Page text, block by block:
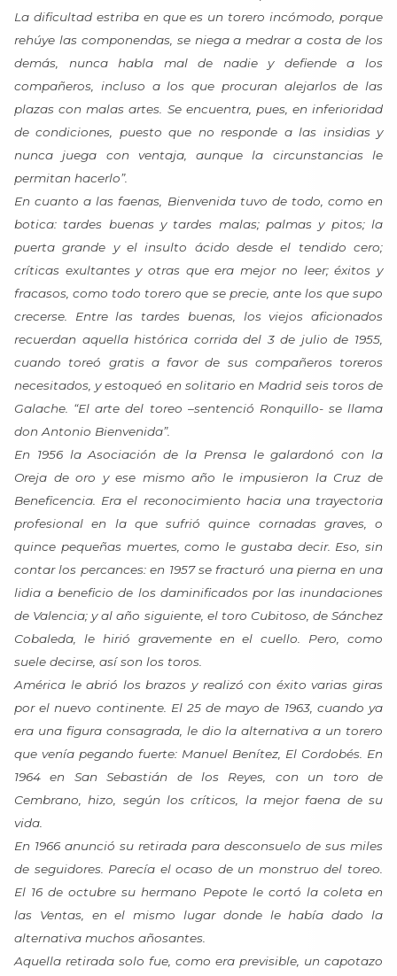
La dificultad estriba en que es un torero incómodo, porque
rehúye las componendas, se niega a medrar a costa de los
demás, nunca habla mal de nadie y defiende a los
compañeros, incluso a los que procuran alejarlos de las
plazas con malas artes. Se encuentra, pues, en inferioridad
de condiciones, puesto que no responde a las insidias y
nunca juega con ventaja, aunque la circunstancias le
permitan hacerlo”.
En cuanto a las faenas, Bienvenida tuvo de todo, como en
botica: tardes buenas y tardes malas; palmas y pitos; la
puerta grande y el insulto ácido desde el tendido cero;
críticas exultantes y otras que era mejor no leer; éxitos y
fracasos, como todo torero que se precie, ante los que supo
crecerse. Entre las tardes buenas, los viejos aficionados
recuerdan aquella histórica corrida del 3 de julio de 1955,
cuando toreó gratis a favor de sus compañeros toreros
necesitados, y estoqueó en solitario en Madrid seis toros de
Galache. “El arte del toreo –sentenció Ronquillo- se llama
don Antonio Bienvenida”.
En 1956 la Asociación de la Prensa le galardonó con la
Oreja de oro y ese mismo año le impusieron la Cruz de
Beneficencia. Era el reconocimiento hacia una trayectoria
profesional en la que sufrió quince cornadas graves, o
quince pequeñas muertes, como le gustaba decir. Eso, sin
contar los percances: en 1957 se fracturó una pierna en una
lidia a beneficio de los daminificados por las inundaciones
de Valencia; y al año siguiente, el toro Cubitoso, de Sánchez
Cobaleda, le hirió gravemente en el cuello. Pero, como
suele decirse, así son los toros.
América le abrió los brazos y realizó con éxito varias giras
por el nuevo continente. El 25 de mayo de 1963, cuando ya
era una figura consagrada, le dio la alternativa a un torero
que venía pegando fuerte: Manuel Benítez, El Cordobés. En
1964 en San Sebastián de los Reyes, con un toro de
Cembrano, hizo, según los críticos, la mejor faena de su
vida.
En 1966 anunció su retirada para desconsuelo de sus miles
de seguidores. Parecía el ocaso de un monstruo del toreo.
El 16 de octubre su hermano Pepote le cortó la coleta en
las Ventas, en el mismo lugar donde le había dado la
alternativa muchos añosantes.
Aquella retirada solo fue, como era previsible, un capotazo